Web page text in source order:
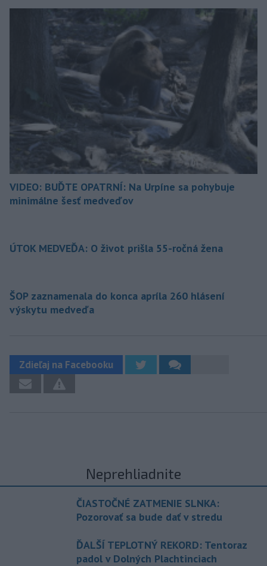
VIDEO: BUĎTE OPATRNÍ: Na Urpíne sa pohybuje
minimálne šesť medveďov
ÚTOK MEDVEĎA: O život prišla 55-ročná žena
ŠOP zaznamenala do konca apríla 260 hlásení
výskytu medveďa
Zdieľaj na Facebooku
Neprehliadnite
ČIASTOČNÉ ZATMENIE SLNKA:
Pozorovať sa bude dať v stredu
ĎALŠÍ TEPLOTNÝ REKORD: Tentoraz
padol v Dolných Plachtinciach